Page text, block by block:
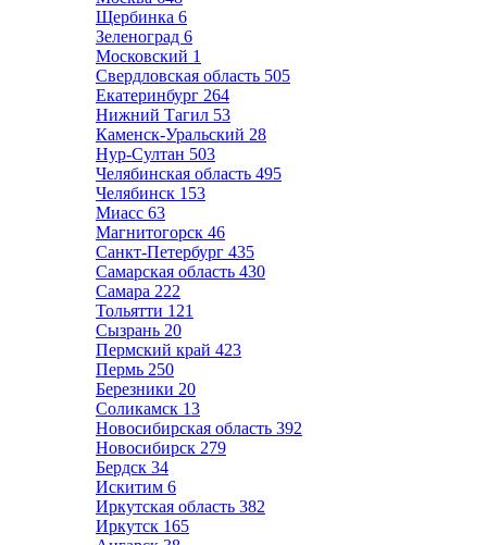
Щербинка 6
Зеленоград 6
Московский 1
Свердловская область 505
Екатеринбург 264
Нижний Тагил 53
Каменск-Уральский 28
Нур-Султан 503
Челябинская область 495
Челябинск 153
Миасс 63
Магнитогорск 46
Санкт-Петербург 435
Самарская область 430
Самара 222
Тольятти 121
Сызрань 20
Пермский край 423
Пермь 250
Березники 20
Соликамск 13
Новосибирская область 392
Новосибирск 279
Бердск 34
Искитим 6
Иркутская область 382
Иркутск 165